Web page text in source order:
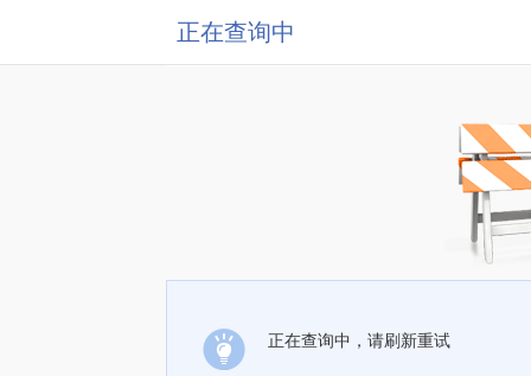
正在查询中
正在查询中，请刷新重试